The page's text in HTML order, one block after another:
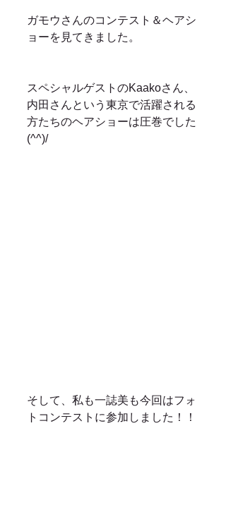
ガモウさんのコンテスト＆ヘアシ
ョーを見てきました。
スペシャルゲストのKaakoさん、
内田さんという東京で活躍される
方たちのヘアショーは圧巻でした
(^^)/
そして、私も一誌美も今回はフォ
トコンテストに参加しました！！